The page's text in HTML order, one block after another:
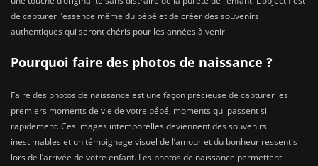
de capturer l’essence même du bébé et de créer des souvenirs
authentiques qui seront chéris pour les années à venir.
Pourquoi faire des photos de naissance ?
Faire des photos de naissance est une façon précieuse de capturer les
premiers moments de vie de votre bébé, moments qui passent si
rapidement. Ces images intemporelles deviennent des souvenirs
inestimables et un témoignage visuel de l’amour et du bonheur ressentis
lors de l’arrivée de votre enfant. Les photos de naissance permettent